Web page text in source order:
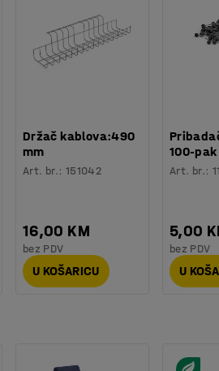
Držač kablova:490
mm
Art. br.: 151042
16,00 KM
bez PDV
U KOŠARICU
100-pak
Art. br.:
5,00
bez PDV
U